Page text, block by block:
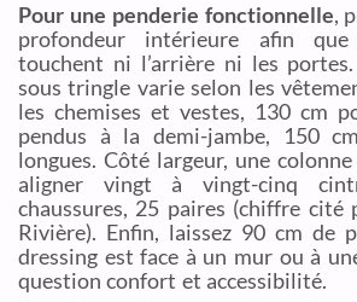
Pour une penderie fonctionnelle,
profondeur intérieure afin
touchent ni l’arrière ni les
sous tringle varie selon les
les chemises et vestes, 130 cm
pendus à la demi-jambe, 150
longues. Côté largeur, une
aligner vingt à vingt-cinq
chaussures, 25 paires (chiffre cité
Rivière). Enfin, laissez 90 cm de
dressing est face à un mur ou à
question confort et accessibilité.